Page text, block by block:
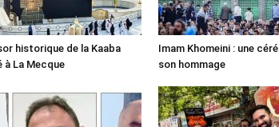
historique de la Kaaba
à La Mecque
Imam Khomeini : une
son hommage